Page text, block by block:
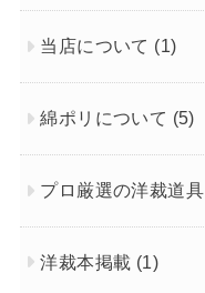
当店について (1)
綿ポリについて (5)
プロ厳選の洋裁道具
洋裁本掲載 (1)